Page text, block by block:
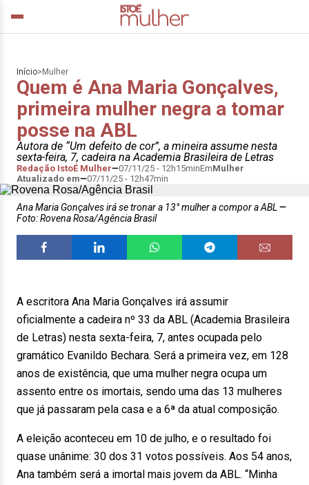
Início> Mulher
Quem é Ana Maria Gonçalves,
primeira mulher negra a tomar
posse na ABL
Autora de “Um defeito de cor”, a mineira assume nesta
sexta-feira, 7, cadeira na Academia Brasileira de Letras
Redação IstoÉ Mulher 07/11/25 - 12h15minEmMulher
Atualizado em
07/11/25 - 12h47min
Ana Maria Gonçalves irá se tronar a 13° mulher a compor a ABL
Foto: Rovena Rosa/Agência Brasil
A escritora Ana Maria Gonçalves irá assumir
oficialmente a cadeira nº 33 da ABL (Academia Brasileira
de Letras) nesta sexta-feira, 7, antes ocupada pelo
gramático Evanildo Bechara. Será a primeira vez, em 128
anos de existência, que uma mulher negra ocupa um
assento entre os imortais, sendo uma das 13 mulheres
que já passaram pela casa e a 6ª da atual composição.
A eleição aconteceu em 10 de julho, e o resultado foi
quase unânime: 30 dos 31 votos possíveis. Aos 54 anos,
Ana também será a imortal mais jovem da ABL. “Minha